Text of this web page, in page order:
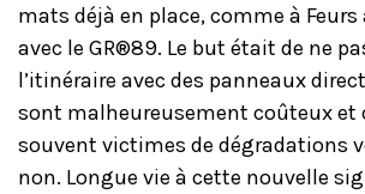
mats déjà en place, comme à
avec le GR®89. Le but était de ne
l’itinéraire avec des panneaux
sont malheureusement coûteux et
souvent victimes de dégradations
non. Longue vie à cette nouvelle